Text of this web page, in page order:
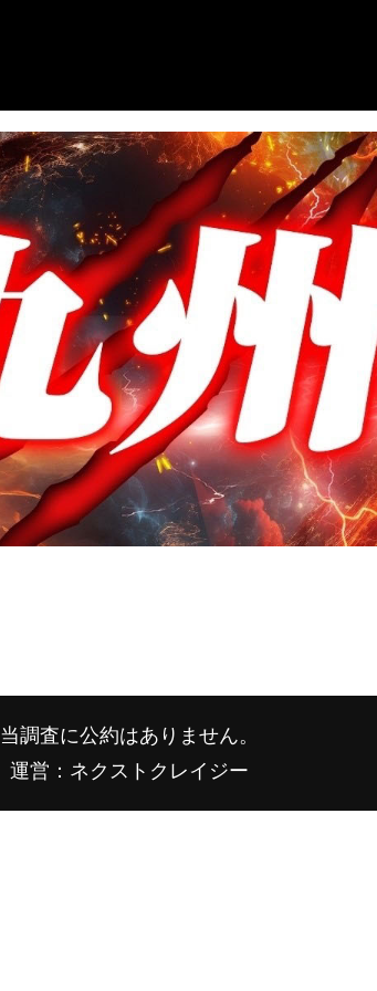
当調査に公約はありません。
運営：ネクストクレイジー